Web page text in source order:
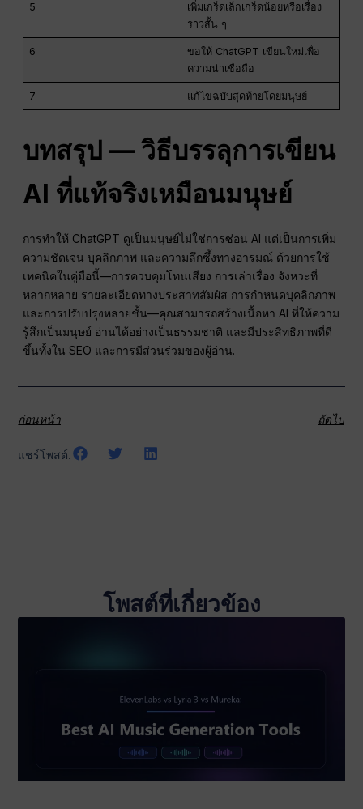
5
เพิ่มเกร็ดเล็กเกร็ดน้อยหรือเรื่อง
ราวสั้น ๆ
6
ขอให้ ChatGPT เขียนใหม่เพื่อ
ความน่าเชื่อถือ
7 แก้ไขฉบับสุดท้ายโดยมนุษย์
บทสรุป — วิธีบรรลุการเขียน
AI ที่แท้จริงเหมือนมนุษย์
การทำให้ ChatGPT ดูเป็นมนุษย์ไม่ใช่การซ่อน AI แต่เป็นการเพิ่ม
ความชัดเจน บุคลิกภาพ และความลึกซึ้งทางอารมณ์ ด้วยการใช้
เทคนิคในคู่มือนี้—การควบคุมโทนเสียง การเล่าเรื่อง จังหวะที่
หลากหลาย รายละเอียดทางประสาทสัมผัส การกำหนดบุคลิกภาพ
และการปรับปรุงหลายชั้น—คุณสามารถสร้างเนื้อหา AI ที่ให้ความ
รู้สึกเป็นมนุษย์ อ่านได้อย่างเป็นธรรมชาติ และมีประสิทธิภาพที่ดี
ขึ้นทั้งใน SEO และการมีส่วนร่วมของผู้อ่าน.
ก่อนหน้า ถัดไป
แชร์โพสต์:
โพสต์ที่เกี่ยวข้อง